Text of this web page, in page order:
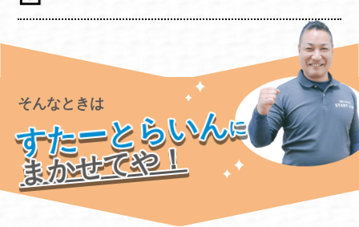
そんなときは
すたーとらいんに
まかせてや！